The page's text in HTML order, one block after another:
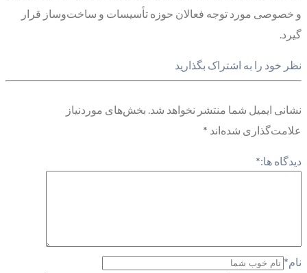
و خصوصی مورد توجه فعالان حوزه تأسیسات و ساخت‌وساز قرار
گیرد.
نظر خود را به اشتراک بگذارید
نشانی ایمیل شما منتشر نخواهد شد. بخش‌های موردنیاز
علامت‌گذاری شده‌اند *
دیدگاه ها:*
نام*